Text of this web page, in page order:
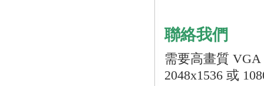
聯絡我們
需要高畫質
2048x1536 或